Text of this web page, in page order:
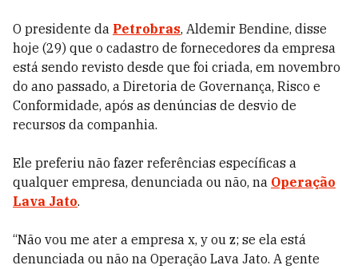
O presidente da Petrobras, Aldemir Bendine, disse
hoje (29) que o cadastro de fornecedores da empresa
está sendo revisto desde que foi criada, em novembro
do ano passado, a Diretoria de Governança, Risco e
Conformidade, após as denúncias de desvio de
recursos da companhia.
Ele preferiu não fazer referências específicas a
qualquer empresa, denunciada ou não, na Operação
Lava Jato.
“Não vou me ater a empresa x, y ou z; se ela está
denunciada ou não na Operação Lava Jato. A gente